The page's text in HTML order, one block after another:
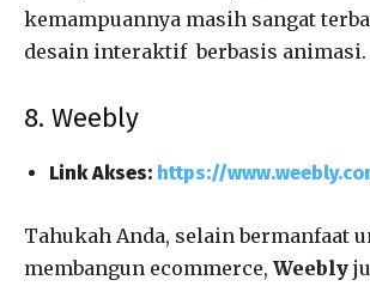
kemampuannya masih sangat
desain interaktif berbasis animasi.
8. Weebly
Link Akses: https://
Tahukah Anda, selain bermanfaat
membangun ecommerce, Weebly